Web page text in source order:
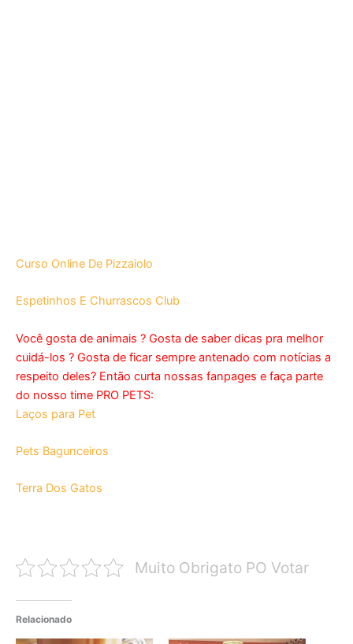
Curso Online De Pizzaiolo
Espetinhos E Churrascos Club
Você gosta de animais ? Gosta de saber dicas pra melhor
cuidá-los ? Gosta de ficar sempre antenado com notícias a
respeito deles? Então curta nossas fanpages e faça parte
do nosso time PRO PETS:
Laços para Pet
Pets Bagunceiros
Terra Dos Gatos
Muito Obrigato PO Votar
Relacionado